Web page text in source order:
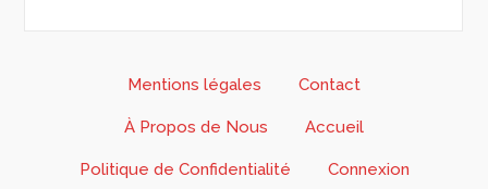
Mentions légales Contact
À Propos de Nous Accueil
Politique de Confidentialité Connexion